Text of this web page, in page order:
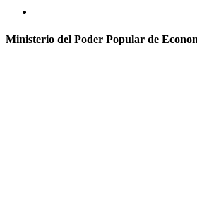
Ministerio del Poder Popular de